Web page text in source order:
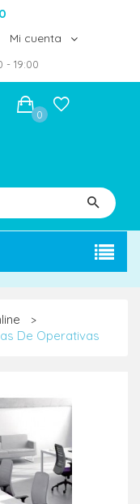
Mi cuenta
- 19:00
0
>
De Operativas